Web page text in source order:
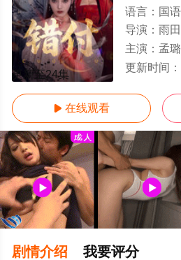
更新至24集
语言： 国语
导演： 雨田
主演： 孟璐
更新时间：
 在线观看
剧情介绍 我要评分